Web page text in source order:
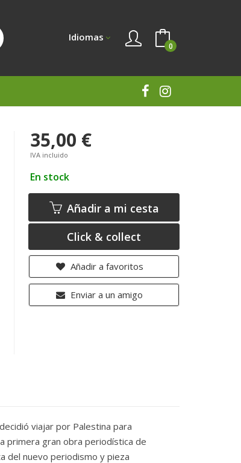
Idiomas
0
35,00 €
IVA incluido
En stock
Añadir a mi cesta
Click & collect
Añadir a favoritos
Enviar a un amigo
viajar por Palestina para
primera gran obra periodística de
del nuevo periodismo y pieza